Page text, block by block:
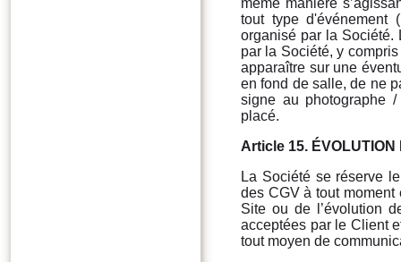
tout type d'événement
organisé par la Société.
par la Société, y
apparaître sur une
en fond de salle, de ne
signe au photographe
placé.
Article 15.
La Société se réserve
des CGV à tout
Site ou de l’évolution
acceptées par le Client
tout moyen de